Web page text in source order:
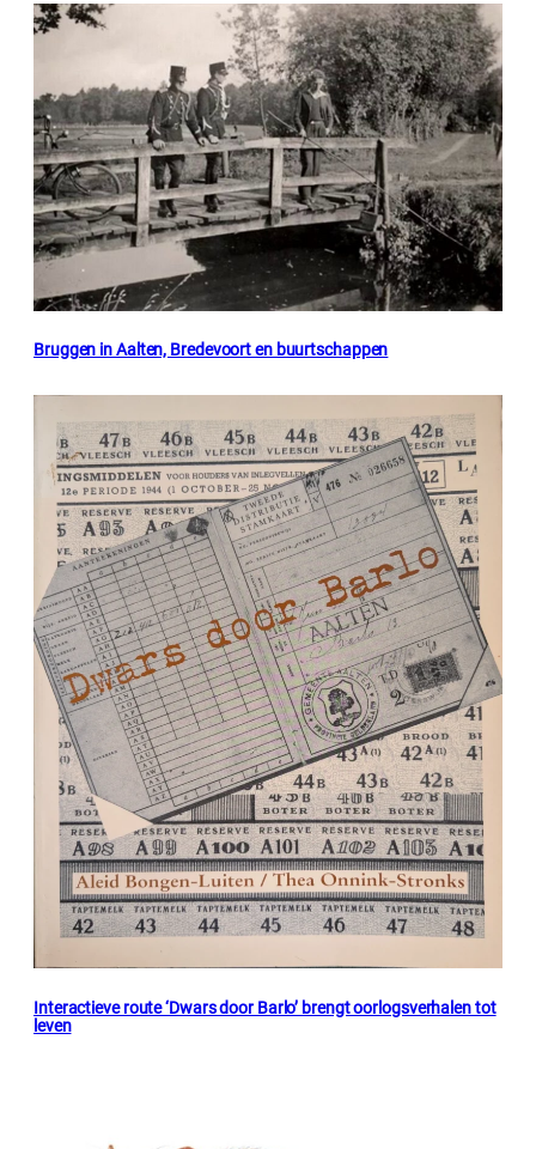
Bruggen in Aalten, Bredevoort en buurtschappen
Interactieve route ‘Dwars door Barlo’ brengt oorlogsverhalen tot
leven